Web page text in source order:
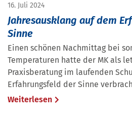
16. Juli 2024
Jahresausklang auf dem
Sinne
Einen schönen Nachmittag bei
Temperaturen hatte der MK als
Praxisberatung im laufenden
Erfahrungsfeld der Sinne
Weiterlesen